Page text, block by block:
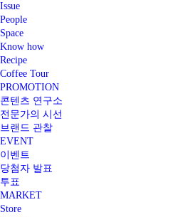
Issue
People
Space
Know how
Recipe
Coffee Tour
PROMOTION
콘텐츠 연구소
전문가의 시선
브랜드 관찰
EVENT
이벤트
당첨자 발표
투표
MARKET
Store